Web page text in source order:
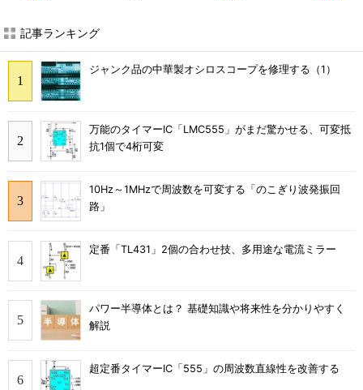
記事ランキング
ジャンク品の中華製オシロスコープを修理する（1）
万能のタイマーIC「LMC555」がまだ驚かせる、可変抵
抗1個で4桁可変
10Hz～1MHzで周波数を可変する「のこぎり波発振回
路」
定番「TL431」2個の合わせ技、多用途な電流ミラー
パワー半導体とは？ 基礎知識や将来性を分かりやすく
解説
超定番タイマーIC「555」の周波数直線性を改善する